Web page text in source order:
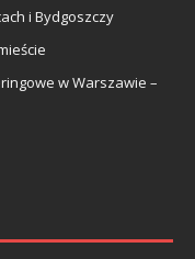
i Bydgoszczy
w Warszawie –